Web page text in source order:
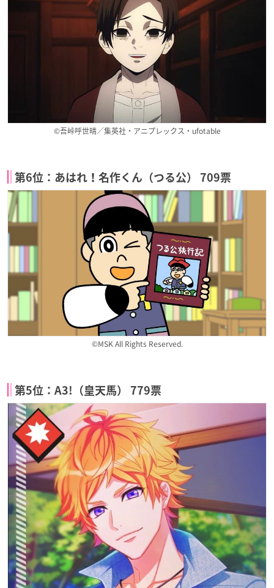
©吾峠呼世晴／集英社・アニプレックス・ufotable
第6位：あはれ！名作くん（つる公） 709票
©MSK All Rights Reserved.
第5位：A3!（皇天馬） 779票